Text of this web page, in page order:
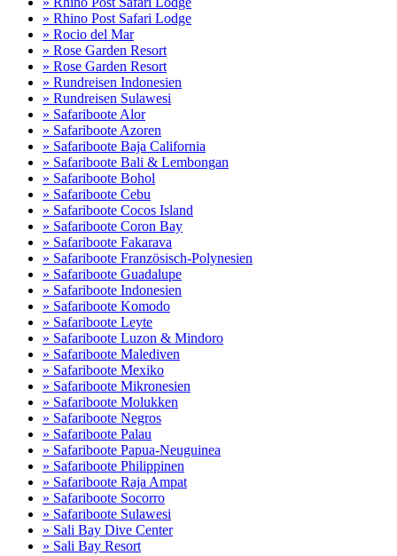
» Rhino Post Safari Lodge
» Rocio del Mar
» Rose Garden Resort
» Rose Garden Resort
» Rundreisen Indonesien
» Rundreisen Sulawesi
» Safariboote Alor
» Safariboote Azoren
» Safariboote Baja California
» Safariboote Bali & Lembongan
» Safariboote Bohol
» Safariboote Cebu
» Safariboote Cocos Island
» Safariboote Coron Bay
» Safariboote Fakarava
» Safariboote Französisch-Polynesien
» Safariboote Guadalupe
» Safariboote Indonesien
» Safariboote Komodo
» Safariboote Leyte
» Safariboote Luzon & Mindoro
» Safariboote Malediven
» Safariboote Mexiko
» Safariboote Mikronesien
» Safariboote Molukken
» Safariboote Negros
» Safariboote Palau
» Safariboote Papua-Neuguinea
» Safariboote Philippinen
» Safariboote Raja Ampat
» Safariboote Socorro
» Safariboote Sulawesi
» Sali Bay Dive Center
» Sali Bay Resort